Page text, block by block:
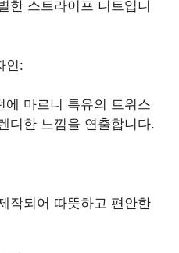
한 스트라이프 니트입니
인:
에 마르니 특유의 트위스
디한 느낌을 연출합니다.
작되어 따뜻하고 편안한